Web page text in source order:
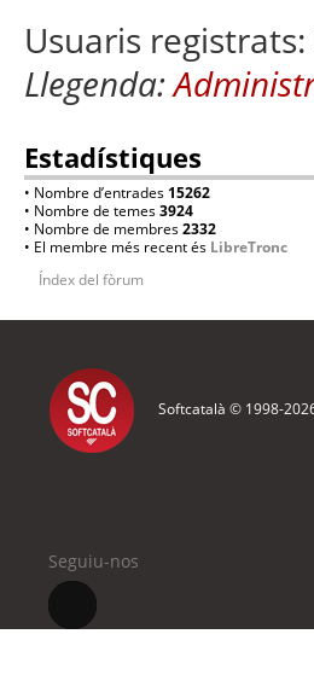
Usuaris
Llegenda:
Estadístiques
• Nombre d’entrades 15262
• Nombre de temes3924
• Nombre de membres2332
• El membre més recent és LibreTronc
Índex del fòrum
Softcatalà © 1998-
Seguiu-nos